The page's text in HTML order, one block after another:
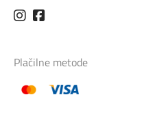
Plačilne metode